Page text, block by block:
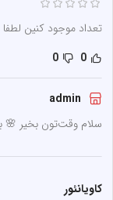
تعداد موجود کنین لطفا
0
0
سلام وقت‌تون بخیر 🌸
کاویانئور